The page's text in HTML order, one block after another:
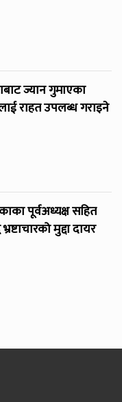
ज्यान गुमाएका
राहत उपलब्ध गराइने
पूर्वअध्यक्ष सहित
मुद्दा दायर